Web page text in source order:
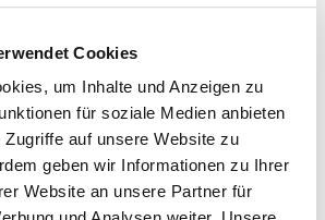
Cookies
um Inhalte und Anzeigen zu
für soziale Medien anbieten
auf unsere Website zu
geben wir Informationen zu Ihrer
Website an unsere Partner für
die sich
Gebäude integrieren und
überzeugen. Mit
verdeckten
und exzellenten
vereinen diese Tore
und Effizienz.